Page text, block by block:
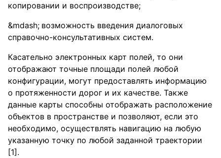
копировании и воспроизводстве;
возможность введения диалоговых
справочно-консультативных систем.
Касательно электронных карт полей, то они
отображают точные площади полей любой
конфигурации, могут предоставлять информацию
о протяженности дорог и их качестве. Также
данные карты способны отображать расположение
объектов в пространстве и позволяют, если это
необходимо, осуществлять навигацию на любую
указанную точку по любой заданной траектории
[1].